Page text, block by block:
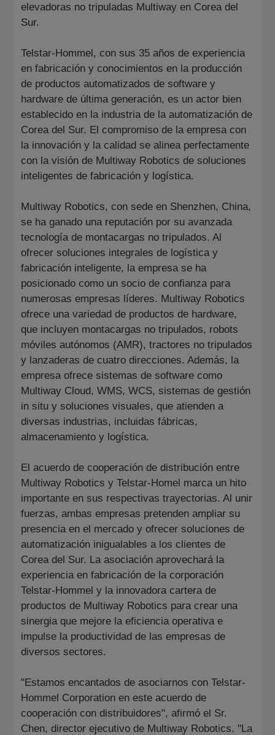
elevadoras no tripuladas Multiway en Corea del
Sur.
Telstar-Hommel, con sus 35 años de experiencia
en fabricación y conocimientos en la producción
de productos automatizados de software y
hardware de última generación, es un actor bien
establecido en la industria de la automatización de
Corea del Sur. El compromiso de la empresa con
la innovación y la calidad se alinea perfectamente
con la visión de Multiway Robotics de soluciones
inteligentes de fabricación y logística.
Multiway Robotics, con sede en Shenzhen, China,
se ha ganado una reputación por su avanzada
tecnología de montacargas no tripulados. Al
ofrecer soluciones integrales de logística y
fabricación inteligente, la empresa se ha
posicionado como un socio de confianza para
numerosas empresas líderes. Multiway Robotics
ofrece una variedad de productos de hardware,
que incluyen montacargas no tripulados, robots
móviles autónomos (AMR), tractores no tripulados
y lanzaderas de cuatro direcciones. Además, la
empresa ofrece sistemas de software como
Multiway Cloud, WMS, WCS, sistemas de gestión
in situ y soluciones visuales, que atienden a
diversas industrias, incluidas fábricas,
almacenamiento y logística.
El acuerdo de cooperación de distribución entre
Multiway Robotics y Telstar-Homel marca un hito
importante en sus respectivas trayectorias. Al unir
fuerzas, ambas empresas pretenden ampliar su
presencia en el mercado y ofrecer soluciones de
automatización inigualables a los clientes de
Corea del Sur. La asociación aprovechará la
experiencia en fabricación de la corporación
Telstar-Hommel y la innovadora cartera de
productos de Multiway Robotics para crear una
sinergia que mejore la eficiencia operativa e
impulse la productividad de las empresas de
diversos sectores.
"Estamos encantados de asociarnos con Telstar-
Hommel Corporation en este acuerdo de
cooperación con distribuidores", afirmó el Sr.
Chen, director ejecutivo de Multiway Robotics. "La